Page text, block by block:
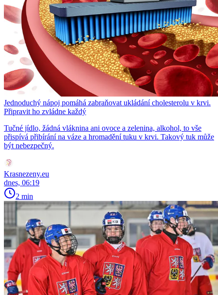
Jednoduchý nápoj pomáhá zabraňovat ukládání cholesterolu v krvi.
Připravit ho zvládne každý
Tučné jídlo, žádná vláknina ani ovoce a zelenina, alkohol, to vše
přispívá přibírání na váze a hromadění tuku v krvi. Takový tuk může
být nebezpečný.
Krasnezeny.eu
dnes, 06:19
2 min